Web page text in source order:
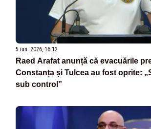
5 iun. 2026, 16:12
Raed Arafat anunță că evacuările
Constanța și Tulcea au fost oprite:
sub control”